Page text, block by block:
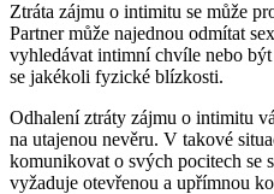
Ztráta zájmu o intimitu se může
Partner může najednou odmítat
vyhledávat intimní chvíle nebo
se jakékoli fyzické blízkosti.
Odhalení ztráty zájmu o intimitu
na utajenou nevěru. V takové
komunikovat o svých pocitech se
vyžaduje otevřenou a upřímnou